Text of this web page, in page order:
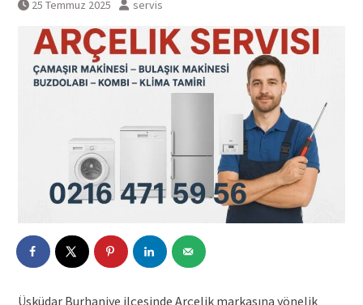
25 Temmuz 2025 servis
Üsküdar Burhaniye ilçesinde Arçelik markasına yönelik